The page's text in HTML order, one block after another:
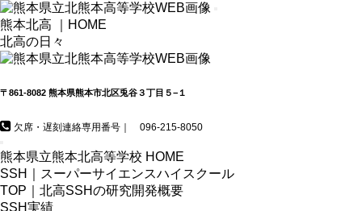
熊本北高 ｜HOME
北高の日々
〒861-8082 熊本県熊本市北区兎谷３丁目５−１
欠席・遅刻連絡専用番号｜ 096-215-8050
熊本県立熊本北高等学校 HOME
SSH｜スーパーサイエンスハイスクール
TOP｜北高SSHの研究開発概要
SSH実績